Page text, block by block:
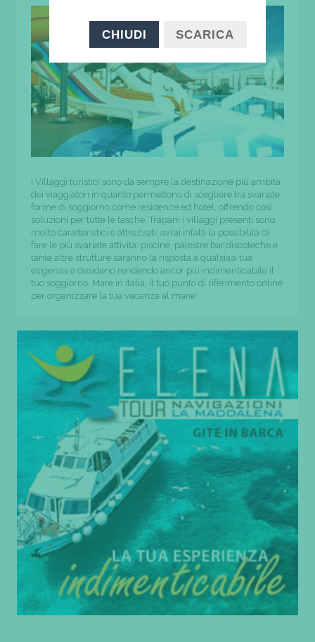
I Villaggi turistici sono da sempre la destinazione più ambita
dei viaggiatori in quanto permettono di scegliere tra svariate
forme di soggiorno come residence ed hotel, offrendo così
soluzioni per tutte le tasche. Trapani i villaggi presenti sono
molto caratteristici e attrezzati, avrai infatti la possibilità di
fare le più svariate attività: piscine, palestre,bar,discoteche e
tante altre strutture saranno la risposta a qualsiasi tua
esigenza e desiderio rendendo ancor più indimenticabile il
tuo soggiorno. Mare in italia, il tuo punto di riferimento online
per organizzare la tua vacanza al mare!
CHIUDI SCARICA